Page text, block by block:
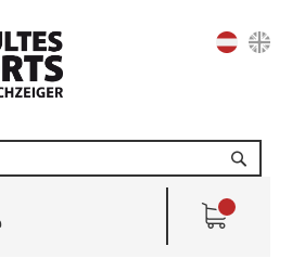
Suche
Sprache